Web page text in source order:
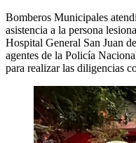
Bomberos Municipales
asistencia a la persona
Hospital General San Juan
agentes de la Policía
para realizar las diligencias